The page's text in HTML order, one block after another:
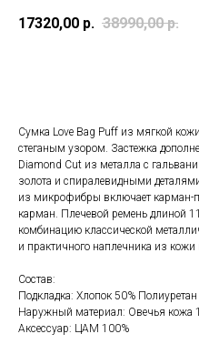
17320,00 р. 38990,00 р.
Сумка Love Bag Puff из мягкой
стеганым узором. Застежка
Diamond Cut из металла с
золота и спиралевидными
из микрофибры включает карман-
карман. Плечевой ремень длиной
комбинацию классической
и практичного наплечника из кожи
Состав:
Подкладка: Хлопок 50%
Наружный материал: Овечья кожа
Аксессуар: ЦАМ 100%